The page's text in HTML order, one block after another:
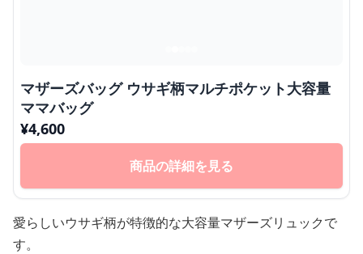
マザーズバッグ ウサギ柄マルチポケット大容量
ママバッグ
¥4,600
商品の詳細を見る
愛らしいウサギ柄が特徴的な大容量マザーズリュックで
す。